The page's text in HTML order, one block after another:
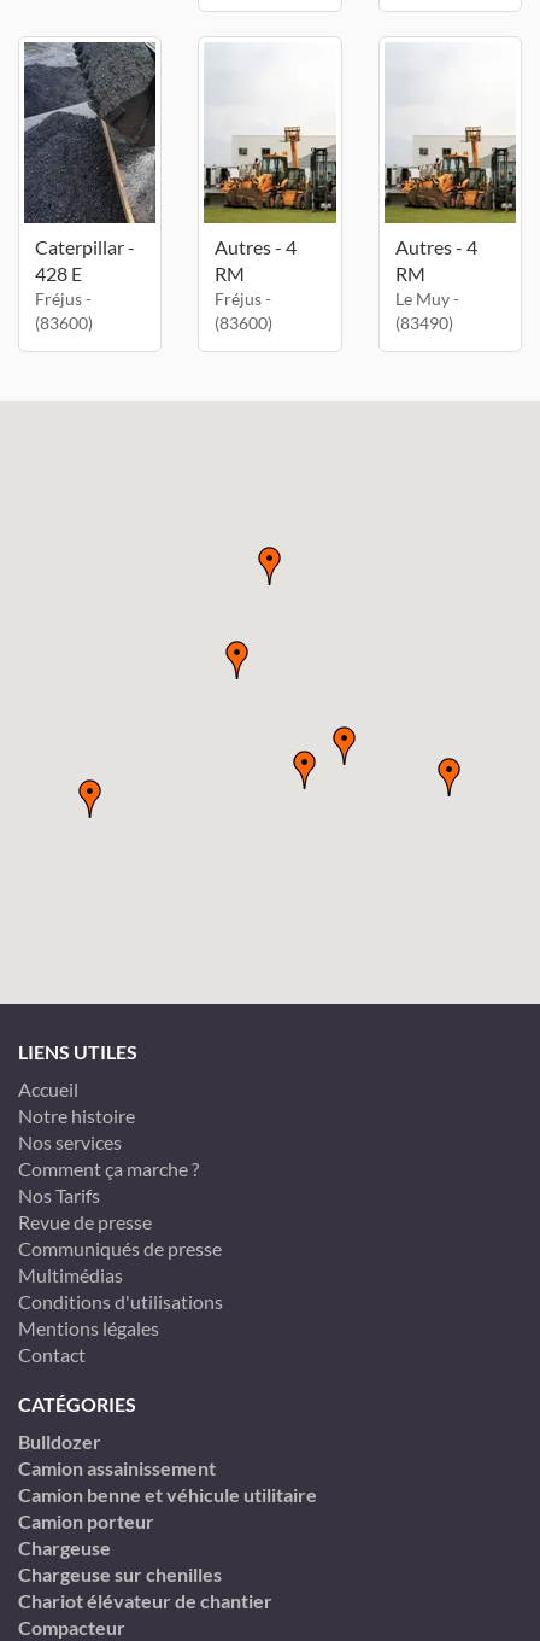
Caterpillar -
428 E
Fréjus -
(83600)
Autres - 4
RM
Fréjus -
(83600)
Autres - 4
RM
Le Muy -
(83490)
LIENS UTILES
Accueil
Notre histoire
Nos services
Comment ça marche ?
Nos Tarifs
Revue de presse
Communiqués de presse
Multimédias
Conditions d'utilisations
Mentions légales
Contact
CATÉGORIES
Bulldozer
Camion assainissement
Camion benne et véhicule utilitaire
Camion porteur
Chargeuse
Chargeuse sur chenilles
Chariot élévateur de chantier
Compacteur